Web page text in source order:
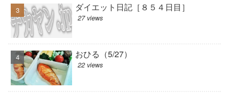
ダイエット日記［８５４日目］
27 views
おひる（5/27）
22 views